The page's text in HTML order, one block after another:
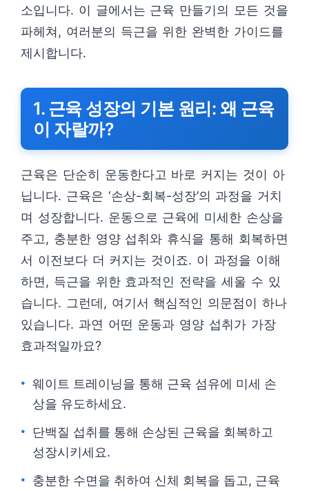
소입니다. 이 글에서는 근육 만들기의 모든 것을
파헤쳐, 여러분의 득근을 위한 완벽한 가이드를
제시합니다.
1. 근육 성장의 기본 원리: 왜 근육
이 자랄까?
근육은 단순히 운동한다고 바로 커지는 것이 아
닙니다. 근육은 ‘손상-회복-성장’의 과정을 거치
며 성장합니다. 운동으로 근육에 미세한 손상을
주고, 충분한 영양 섭취와 휴식을 통해 회복하면
서 이전보다 더 커지는 것이죠. 이 과정을 이해
하면, 득근을 위한 효과적인 전략을 세울 수 있
습니다. 그런데, 여기서 핵심적인 의문점이 하나
있습니다. 과연 어떤 운동과 영양 섭취가 가장
효과적일까요?
웨이트 트레이닝을 통해 근육 섬유에 미세 손
상을 유도하세요.
단백질 섭취를 통해 손상된 근육을 회복하고
성장시키세요.
충분한 수면을 취하여 신체 회복을 돕고, 근육